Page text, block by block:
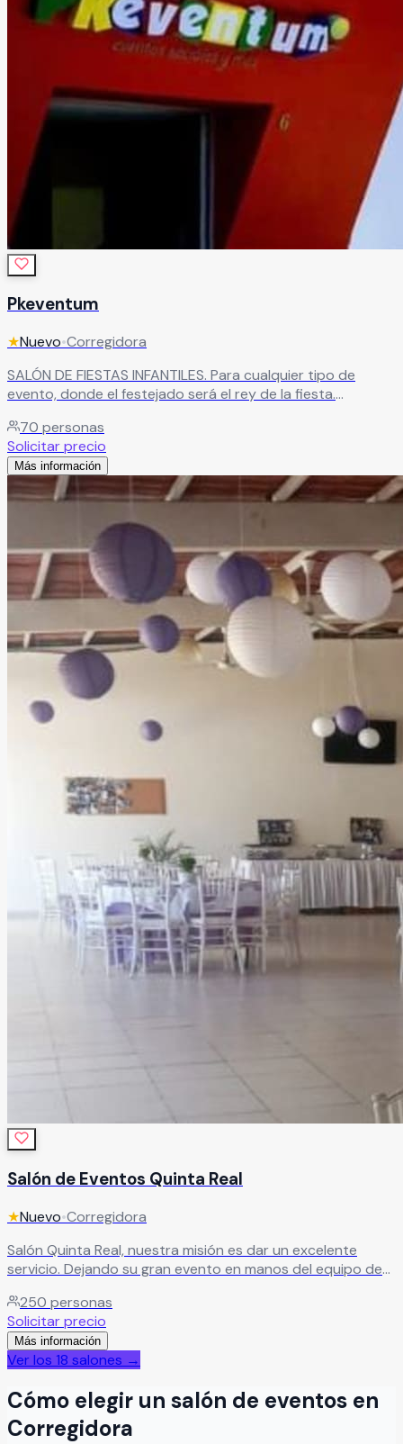
Pkeventum
★Nuevo•Corregidora
SALÓN DE FIESTAS INFANTILES. Para cualquier tipo de
evento, donde el festejado será el rey de la fiesta.
70 personas
Solicitar precio
Más información
Salón de Eventos Quinta Real
★Nuevo•Corregidora
Salón Quinta Real, nuestra misión es dar un excelente
servicio. Dejando su gran evento en manos del equipo de
todo saldrá tal y como lo planearon.
250 personas
Solicitar precio
Más información
Ver los 18 salones →
Cómo elegir un salón de eventos en
Corregidora